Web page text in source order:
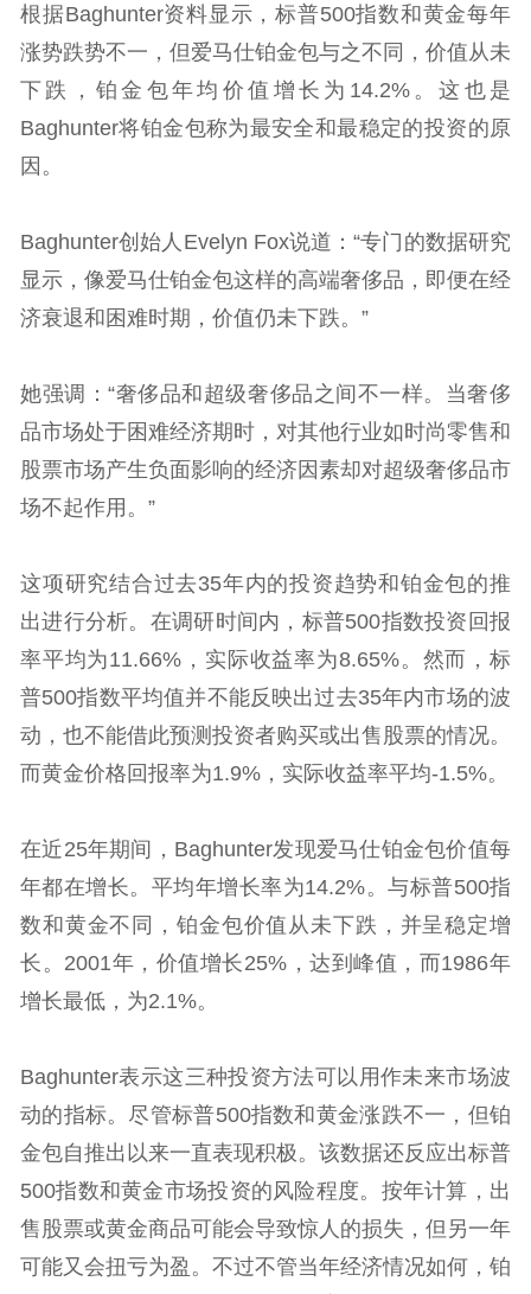
根据Baghunter资料显示，标普500指数和黄金每年
涨势跌势不一，但爱马仕铂金包与之不同，价值从未
下跌，铂金包年均价值增长为14.2%。这也是
Baghunter将铂金包称为最安全和最稳定的投资的原
因。
Baghunter创始人Evelyn Fox说道：“专门的数据研究
显示，像爱马仕铂金包这样的高端奢侈品，即便在经
济衰退和困难时期，价值仍未下跌。”
她强调：“奢侈品和超级奢侈品之间不一样。当奢侈
品市场处于困难经济期时，对其他行业如时尚零售和
股票市场产生负面影响的经济因素却对超级奢侈品市
场不起作用。”
这项研究结合过去35年内的投资趋势和铂金包的推
出进行分析。在调研时间内，标普500指数投资回报
率平均为11.66%，实际收益率为8.65%。然而，标
普500指数平均值并不能反映出过去35年内市场的波
动，也不能借此预测投资者购买或出售股票的情况。
而黄金价格回报率为1.9%，实际收益率平均-1.5%。
在近25年期间，Baghunter发现爱马仕铂金包价值每
年都在增长。平均年增长率为14.2%。与标普500指
数和黄金不同，铂金包价值从未下跌，并呈稳定增
长。2001年，价值增长25%，达到峰值，而1986年
增长最低，为2.1%。
Baghunter表示这三种投资方法可以用作未来市场波
动的指标。尽管标普500指数和黄金涨跌不一，但铂
金包自推出以来一直表现积极。该数据还反应出标普
500指数和黄金市场投资的风险程度。按年计算，出
售股票或黄金商品可能会导致惊人的损失，但另一年
可能又会扭亏为盈。不过不管当年经济情况如何，铂